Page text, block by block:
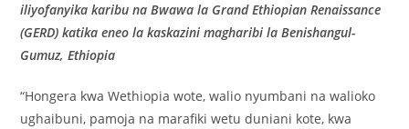
iliyofanyika karibu na Bwawa la Grand Ethiopian Renaissance
(GERD) katika eneo la kaskazini magharibi la Benishangul-
Gumuz, Ethiopia
“Hongera kwa Wethiopia wote, walio nyumbani na walioko
ughaibuni, pamoja na marafiki wetu duniani kote, kwa